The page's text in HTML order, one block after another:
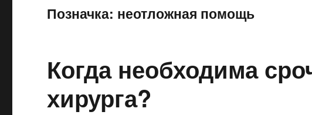
Позначка: неотложная помощь
Когда необходима
хирурга?